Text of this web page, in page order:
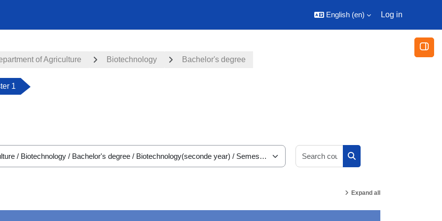
English ‎(en)‎ Log in
of Agriculture Biotechnology Bachelor's degree
1
Search courses
Expand all